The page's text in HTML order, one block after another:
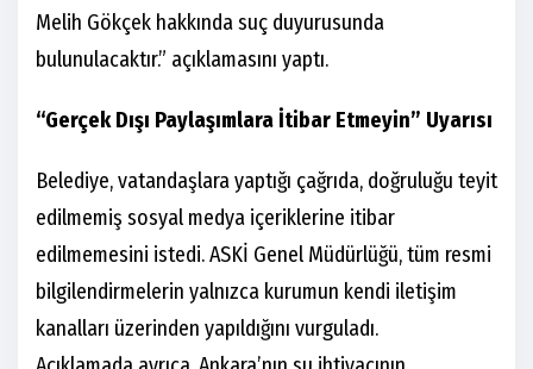
Melih Gökçek hakkında suç duyurusunda
bulunulacaktır.” açıklamasını yaptı.
“Gerçek Dışı Paylaşımlara İtibar Etmeyin” Uyarısı
Belediye, vatandaşlara yaptığı çağrıda, doğruluğu teyit
edilmemiş sosyal medya içeriklerine itibar
edilmemesini istedi. ASKİ Genel Müdürlüğü, tüm resmi
bilgilendirmelerin yalnızca kurumun kendi iletişim
kanalları üzerinden yapıldığını vurguladı.